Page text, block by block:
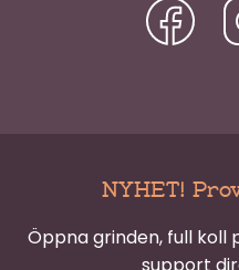
NYHET!
Öppna grinden, full
support